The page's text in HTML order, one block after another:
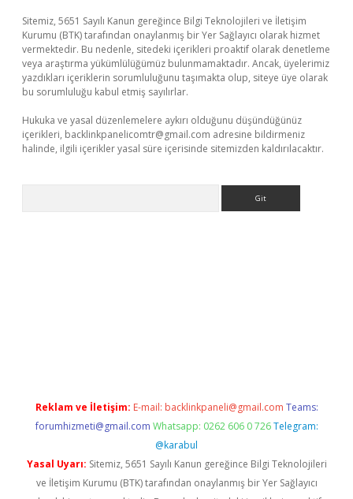
Sitemiz, 5651 Sayılı Kanun gereğince Bilgi Teknolojileri ve İletişim
Kurumu (BTK) tarafından onaylanmış bir Yer Sağlayıcı olarak hizmet
vermektedir. Bu nedenle, sitedeki içerikleri proaktif olarak denetleme
veya araştırma yükümlülüğümüz bulunmamaktadır. Ancak, üyelerimiz
yazdıkları içeriklerin sorumluluğunu taşımakta olup, siteye üye olarak
bu sorumluluğu kabul etmiş sayılırlar.
Hukuka ve yasal düzenlemelere aykırı olduğunu düşündüğünüz
içerikleri, backlinkpanelicomtr@gmail.com adresine bildirmeniz
halinde, ilgili içerikler yasal süre içerisinde sitemizden kaldırılacaktır.
Reklam ve İletişim: E-mail: backlinkpaneli@gmail.com Teams:
forumhizmeti@gmail.com Whatsapp: 0262 606 0 726 Telegram:
@karabul
Yasal Uyarı: Sitemiz, 5651 Sayılı Kanun gereğince Bilgi Teknolojileri
ve İletişim Kurumu (BTK) tarafından onaylanmış bir Yer Sağlayıcı